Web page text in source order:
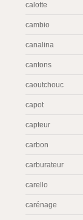
calotte
cambio
canalina
cantons
caoutchouc
capot
capteur
carbon
carburateur
carello
carénage